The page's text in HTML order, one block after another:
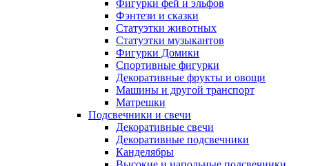
Фигурки фей и эльфов
Фэнтези и сказки
Статуэтки животных
Статуэтки музыкантов
Фигурки Домики
Спортивные фигурки
Декоративные фрукты и овощи
Машины и другой транспорт
Матрешки
Подсвечники и свечи
Декоративные свечи
Декоративные подсвечники
Канделябры